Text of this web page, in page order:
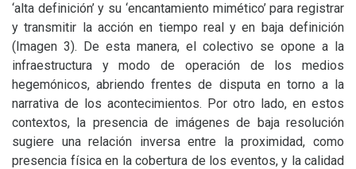
‘alta definición’ y su ‘encantamiento mimético’ para registrar
y transmitir la acción en tiempo real y en baja definición
(Imagen 3). De esta manera, el colectivo se opone a la
infraestructura y modo de operación de los medios
hegemónicos, abriendo frentes de disputa en torno a la
narrativa de los acontecimientos. Por otro lado, en estos
contextos, la presencia de imágenes de baja resolución
sugiere una relación inversa entre la proximidad, como
presencia física en la cobertura de los eventos, y la calidad